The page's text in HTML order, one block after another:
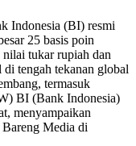
Indonesia (BI) resmi
25 basis poin
nilai tukar rupiah dan
tengah tekanan global
termasuk
BI (Bank Indonesia)
menyampaikan
Bareng Media di